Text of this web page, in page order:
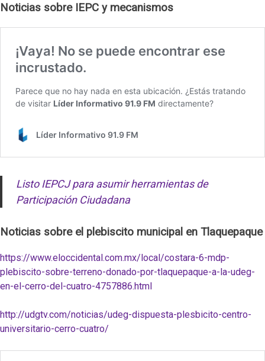
Noticias sobre IEPC y mecanismos
Listo IEPCJ para asumir herramientas de
Participación Ciudadana
Noticias sobre el plebiscito municipal en Tlaquepaque
https://www.eloccidental.com.mx/local/costara-6-mdp-
plebiscito-sobre-terreno-donado-por-tlaquepaque-a-la-udeg-
en-el-cerro-del-cuatro-4757886.html
http://udgtv.com/noticias/udeg-dispuesta-plesbicito-centro-
universitario-cerro-cuatro/